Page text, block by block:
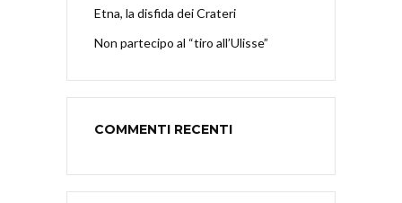
Etna, la disfida dei Crateri
Non partecipo al “tiro all’Ulisse”
COMMENTI RECENTI